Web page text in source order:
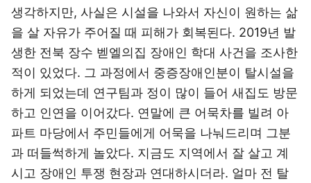
생각하지만, 사실은 시설을 나와서 자신이 원하는 삶
을 살 자유가 주어질 때 피해가 회복된다. 2019년 발
생한 전북 장수 벧엘의집 장애인 학대 사건을 조사한
적이 있었다. 그 과정에서 중증장애인분이 탈시설을
하게 되었는데 연구팀과 정이 많이 들어 새집도 방문
하고 인연을 이어갔다. 연말에 큰 어묵차를 빌려 아
파트 마당에서 주민들에게 어묵을 나눠드리며 그분
과 떠들썩하게 놀았다. 지금도 지역에서 잘 살고 계
시고 장애인 투쟁 현장과 연대하시더라. 얼마 전 탈